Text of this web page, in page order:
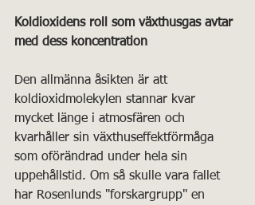
Koldioxidens roll som växthusgas avtar
med dess koncentration
Den allmänna åsikten är att
koldioxidmolekylen stannar kvar
mycket länge i atmosfären och
kvarhåller sin växthuseffektförmåga
som oförändrad under hela sin
uppehållstid. Om så skulle vara fallet
har Rosenlunds "forskargrupp" en